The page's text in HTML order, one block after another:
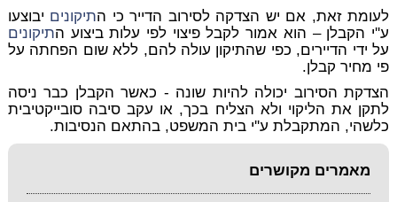
לעומת זאת, אם יש הצדקה לסירוב הדייר כי התיקונים יבוצעו
ע''י הקבלן – הוא אמור לקבל פיצוי לפי עלות ביצוע התיקונים
על ידי הדיירים, כפי שהתיקון עולה להם, ללא שום הפחתה על
פי מחיר קבלן.
הצדקת הסירוב יכולה להיות שונה - כאשר הקבלן כבר ניסה
לתקן את הליקוי ולא הצליח בכך, או עקב סיבה סובייקטיבית
כלשהי, המתקבלת ע''י בית המשפט, בהתאם הנסיבות.
מאמרים מקושרים